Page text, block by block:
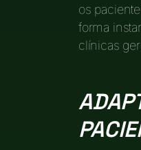
os
forma
clínicas